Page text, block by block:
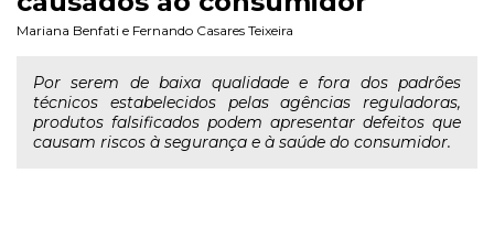
Mariana Benfati e Fernando Casares Teixeira
Por serem de baixa qualidade e fora dos padrões
técnicos estabelecidos pelas agências reguladoras,
produtos falsificados podem apresentar defeitos que
causam riscos à segurança e à saúde do consumidor.